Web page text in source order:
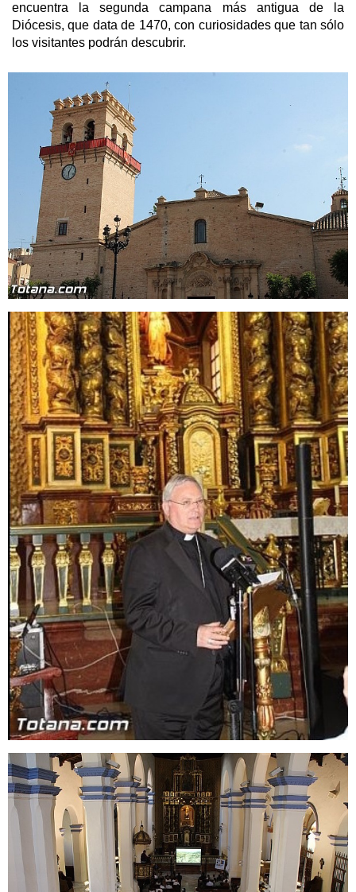
encuentra la segunda campana más antigua de la
Diócesis, que data de 1470, con curiosidades que tan sólo
los visitantes podrán descubrir.